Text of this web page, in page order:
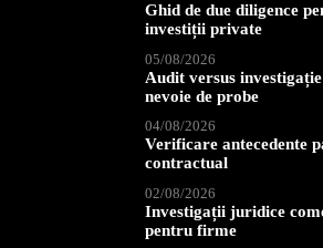
Ghid de due diligence
investiții private
05/08/2026
Audit versus
nevoie de probe
04/08/2026
Verificare antecedente
contractual
02/08/2026
Investigații juridice
pentru firme